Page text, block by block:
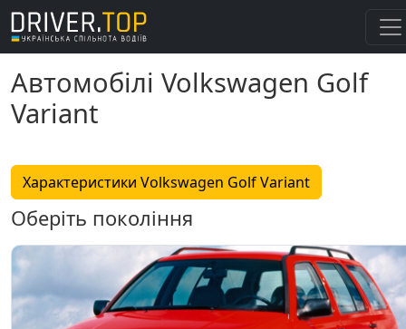
Автомобілі Volkswagen Golf
Variant
Характеристики Volkswagen Golf Variant
Оберіть покоління